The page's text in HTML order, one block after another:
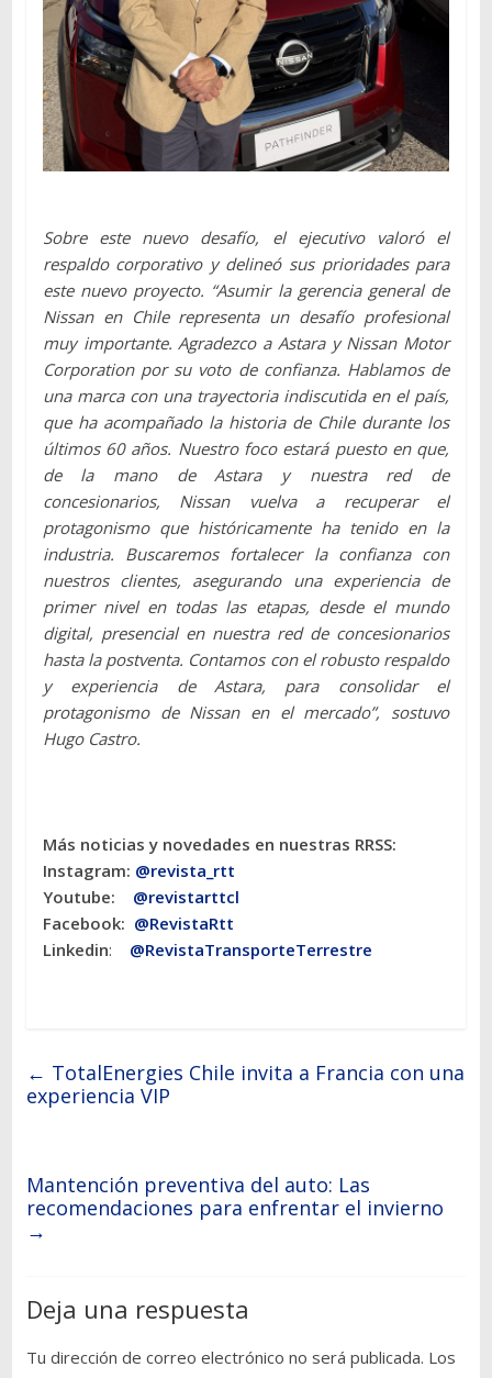
Sobre este nuevo desafío, el ejecutivo valoró el
respaldo corporativo y delineó sus prioridades para
este nuevo proyecto. “Asumir la gerencia general de
Nissan en Chile representa un desafío profesional
muy importante. Agradezco a Astara y Nissan Motor
Corporation por su voto de confianza. Hablamos de
una marca con una trayectoria indiscutida en el país,
que ha acompañado la historia de Chile durante los
últimos 60 años. Nuestro foco estará puesto en que,
de la mano de Astara y nuestra red de
concesionarios, Nissan vuelva a recuperar el
protagonismo que históricamente ha tenido en la
industria. Buscaremos fortalecer la confianza con
nuestros clientes, asegurando una experiencia de
primer nivel en todas las etapas, desde el mundo
digital, presencial en nuestra red de concesionarios
hasta la postventa. Contamos con el robusto respaldo
y experiencia de Astara, para consolidar el
protagonismo de Nissan en el mercado”, sostuvo
Hugo Castro.
Más noticias y novedades en nuestras RRSS:
Instagram: @revista_rtt
Youtube: @revistarttcl
Facebook: @RevistaRtt
Linkedin: @RevistaTransporteTerrestre
← TotalEnergies Chile invita a Francia con una
experiencia VIP
Mantención preventiva del auto: Las
recomendaciones para enfrentar el invierno
→
Deja una respuesta
Tu dirección de correo electrónico no será publicada. Los